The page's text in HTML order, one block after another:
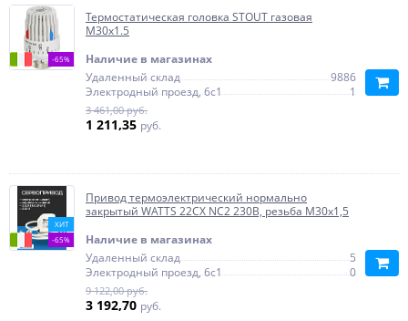
-65%
Термостатическая головка STOUT газовая
M30x1.5
Наличие в магазинах
Удаленный склад
9886
Электродный проезд, 6с1
1
3 461,00 руб.
1 211,35 руб.
ХИТ
-65%
Привод термоэлектрический нормально
закрытый WATTS 22CX NC2 230В, резьба М30х1,5
Наличие в магазинах
Удаленный склад
5
Электродный проезд, 6с1
0
9 122,00 руб.
3 192,70 руб.